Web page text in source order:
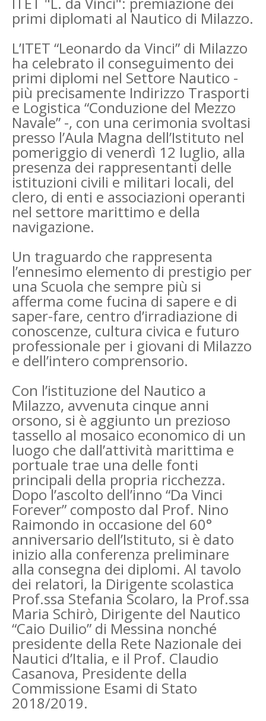
primi diplomati al Nautico di Milazzo.
L’ITET “Leonardo da Vinci” di Milazzo
ha celebrato il conseguimento dei
primi diplomi nel Settore Nautico -
più precisamente Indirizzo Trasporti
e Logistica “Conduzione del Mezzo
Navale” -, con una cerimonia svoltasi
presso l’Aula Magna dell’Istituto nel
pomeriggio di venerdì 12 luglio, alla
presenza dei rappresentanti delle
istituzioni civili e militari locali, del
clero, di enti e associazioni operanti
nel settore marittimo e della
navigazione.
Un traguardo che rappresenta
l’ennesimo elemento di prestigio per
una Scuola che sempre più si
afferma come fucina di sapere e di
saper-fare, centro d’irradiazione di
conoscenze, cultura civica e futuro
professionale per i giovani di Milazzo
e dell’intero comprensorio.
Con l’istituzione del Nautico a
Milazzo, avvenuta cinque anni
orsono, si è aggiunto un prezioso
tassello al mosaico economico di un
luogo che dall’attività marittima e
portuale trae una delle fonti
principali della propria ricchezza.
Dopo l’ascolto dell’inno “Da Vinci
Forever” composto dal Prof. Nino
Raimondo in occasione del 60°
anniversario dell’Istituto, si è dato
inizio alla conferenza preliminare
alla consegna dei diplomi. Al tavolo
dei relatori, la Dirigente scolastica
Prof.ssa Stefania Scolaro, la Prof.ssa
Maria Schirò, Dirigente del Nautico
“Caio Duilio” di Messina nonché
presidente della Rete Nazionale dei
Nautici d’Italia, e il Prof. Claudio
Casanova, Presidente della
Commissione Esami di Stato
2018/2019.